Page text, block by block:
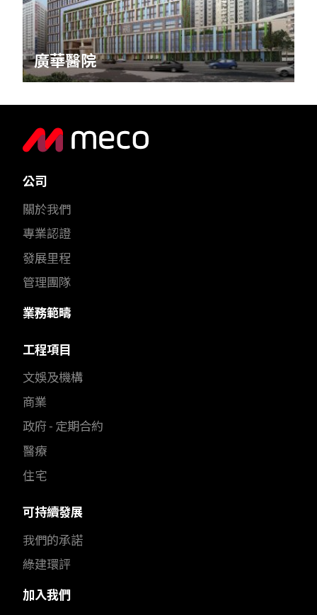
廣華醫院
公司
關於我們
專業認證
發展里程
管理團隊
業務範疇
工程項目
文娛及機構
商業
政府 - 定期合約
醫療
住宅
可持續發展
我們的承諾
綠建環評
加入我們